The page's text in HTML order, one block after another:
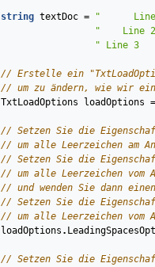
string textDoc = "
"    Line
" Line 3
// Erstelle ein
// um zu ändern, wie wir
TxtLoadOptions
loadOptions =
// Setzen Sie die Eigenschaft
// um alle Leerzeichen am
// Setzen Sie die Eigenschaft
// um alle Leerzeichen vom
// und wenden Sie dann
// Setzen Sie die Eigenschaft
// um alle Leerzeichen vom
loadOptions .
// Setzen Sie die